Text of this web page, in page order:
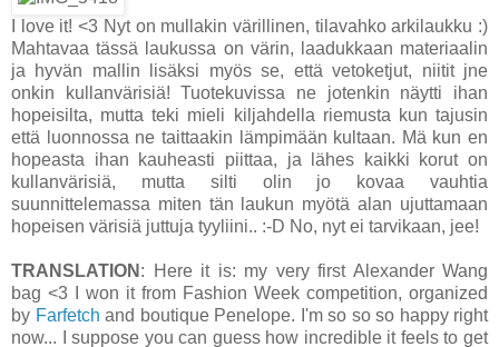
I love it! <3 Nyt on mullakin värillinen, tilavahko arkilaukku :)
Mahtavaa tässä laukussa on värin, laadukkaan materiaalin
ja hyvän mallin lisäksi myös se, että vetoketjut, niitit jne
onkin kullanvärisiä! Tuotekuvissa ne jotenkin näytti ihan
hopeisilta, mutta teki mieli kiljahdella riemusta kun tajusin
että luonnossa ne taittaakin lämpimään kultaan. Mä kun en
hopeasta ihan kauheasti piittaa, ja lähes kaikki korut on
kullanvärisiä, mutta silti olin jo kovaa vauhtia
suunnittelemassa miten tän laukun myötä alan ujuttamaan
hopeisen värisiä juttuja tyyliini.. :-D No, nyt ei tarvikaan, jee!
TRANSLATION : Here it is: my very first Alexander Wang
bag <3 I won it from Fashion Week competition, organized
by Farfetch and boutique Penelope. I'm so so so happy right
now... I suppose you can guess how incredible it feels to get